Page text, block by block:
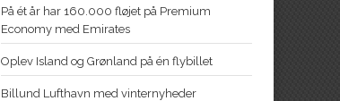
På ét år har 160.000 fløjet på Premium
Economy med Emirates
Oplev Island og Grønland på én flybillet
Billund Lufthavn med vinternyheder